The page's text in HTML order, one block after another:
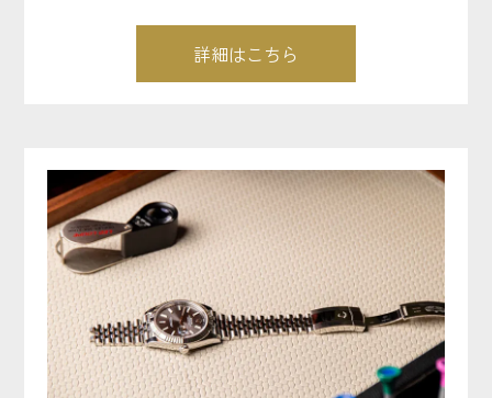
詳細はこちら